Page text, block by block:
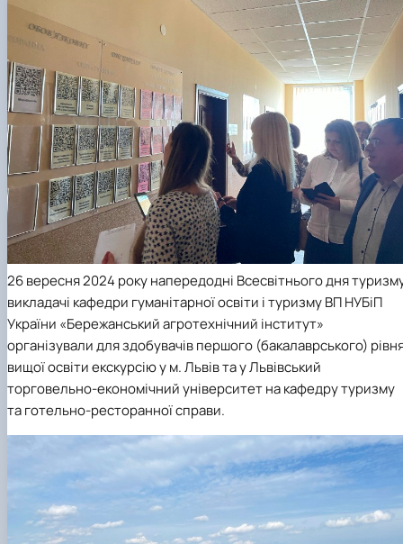
26 вересня 2024 року напередодні Всесвітнього дня
викладачі кафедри гуманітарної освіти і туризму ВП НУБіП
України «Бережанський агротехнічний інститут»
організували для здобувачів першого (бакалаврського)
вищої освіти екскурсію у м. Львів та у Львівський
торговельно-економічний університет на кафедру туризму
та готельно-ресторанної справи.